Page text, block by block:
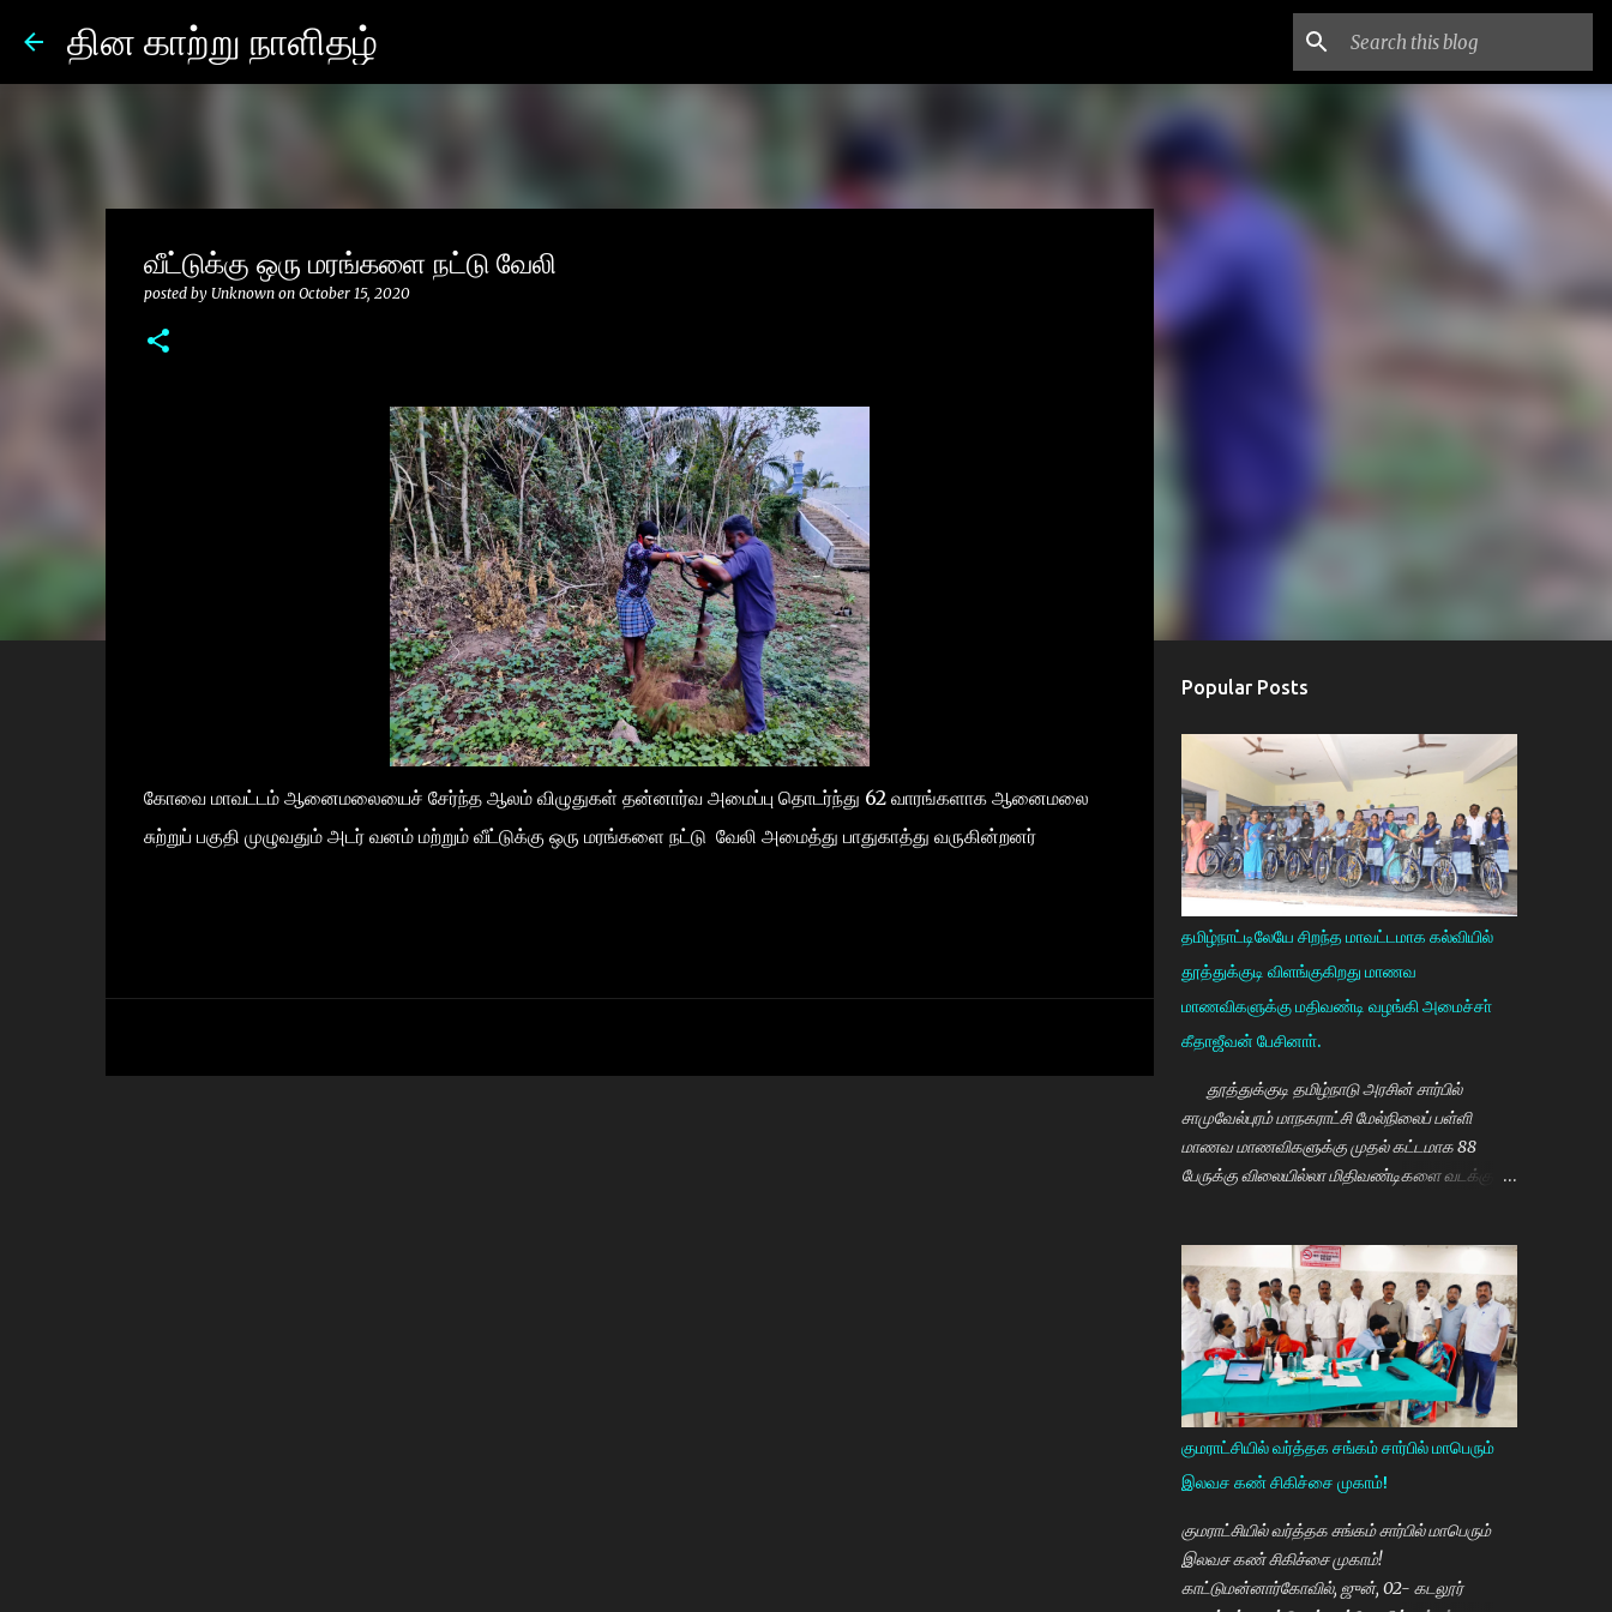
தின காற்று நாளிதழ்
வீட்டுக்கு ஒரு மரங்களை நட்டு வேலி
posted by Unknown on October 15, 2020
கோவை மாவட்டம் ஆனைமலையைச் சேர்ந்த ஆலம் விழுதுகள் தன்னார்வ அமைப்பு தொடர்ந்து 62 வாரங்களாக ஆனைமலை
சுற்றுப் பகுதி முழுவதும் அடர் வனம் மற்றும் வீட்டுக்கு ஒரு மரங்களை நட்டு வேலி அமைத்து பாதுகாத்து வருகின்றனர்
Popular Posts
தமிழ்நாட்டிலேயே சிறந்த மாவட்டமாக கல்வியில்
தூத்துக்குடி விளங்குகிறது மாணவ
மாணவிகளுக்கு மதிவண்டி வழங்கி அமைச்சா்
கீதாஜீவன் பேசினாா்.
தூத்துக்குடி தமிழ்நாடு அரசின் சார்பில்
சாமுவேல்புரம் மாநகராட்சி மேல்நிலைப் பள்ளி
மாணவ மாணவிகளுக்கு முதல் கட்டமாக 88
பேருக்கு விலையில்லா மிதிவண்டிகளை வடக்கு
வழங்கி பேசுகையில் தமிழ்நாடு அரசின்
விலையில்லா மிதிவண்டி வழங்கும் நிகழ்ச்சியில்
மாணவர்களாகிய உங்களை சந்திப்பதில் மகிழ்ச்சி.
தமிழ்நாடு கல்வியில் சிறந்து விளங்க வேண்டும்
என்பதற்காக முதலமைச்சர் மு.க.ஸ்டாலின் அதிக
முயற்சி எடுத்து கல்வியும். மருத்துவமும் எனது
இரு கண்கள் என முதலமைச்சர் கூறி வருகிறார்.
எத்தனையோ மாணவியர்களுக்கு கிடைக்காத
வாய்ப்பு உங்களுக்கு கிடைத்திருக்கிறது. முன்பு 8 ம்
வகுப்பு அல்லது 10 ம் வகுப்பிலேயே
மாணவியர்களின் பள்ளிப்படிப்பை நிறுத்தும்
நிலையை மாற்றி, பெண் குழந்தைகள் கல்லூரி
வரை படிக்க வேண்டும். அவர்களுக்கு உயர்கல்வி
குமராட்சியில் வர்த்தக சங்கம் சார்பில் மாபெரும்
இலவச கண் சிகிச்சை முகாம்!
குமராட்சியில் வர்த்தக சங்கம் சார்பில் மாபெரும்
இலவச கண் சிகிச்சை முகாம்!
காட்டுமன்னார்கோவில், ஜுன், 02- கடலூர்